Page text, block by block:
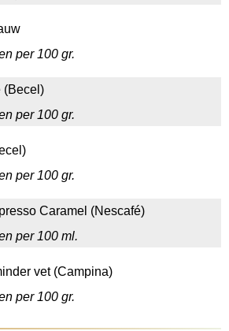
per 100 gr.
(Becel)
per 100 gr.
per 100 gr.
Caramel (Nescafé)
per 100 ml.
vet (Campina)
per 100 gr.